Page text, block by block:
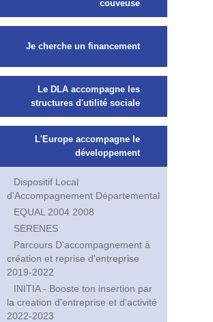
couveuse
Je cherche un financement
Le DLA accompagne les
structures d'utilité sociale
L'Europe accompagne le
développement
Dispositif Local
d'Accompagnement Départemental
EQUAL 2004 2008
SERENES
Parcours D'accompagnement à
création et reprise d'entreprise
2019-2022
INITIA - Booste ton insertion par
la creation d'entreprise et d'activité
2022-2023